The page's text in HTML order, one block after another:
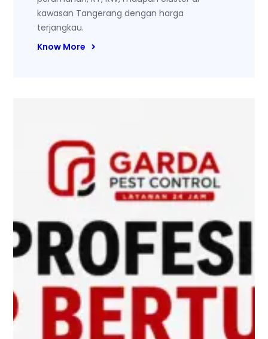
kawasan Tangerang dengan harga
terjangkau.
Know More